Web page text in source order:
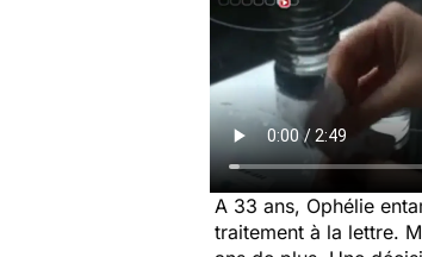
A 33 ans, Ophélie
traitement à la lettre.